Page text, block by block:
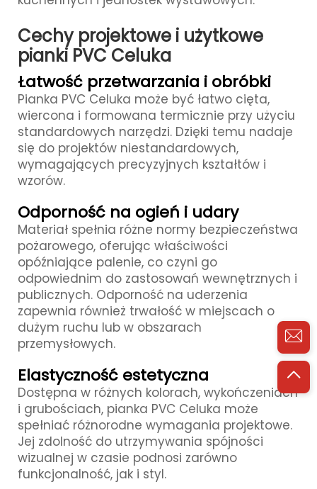
Cechy projektowe i użytkowe
pianki PVC Celuka
Łatwość przetwarzania i obróbki
Pianka PVC Celuka może być łatwo cięta,
wiercona i formowana termicznie przy użyciu
standardowych narzędzi. Dzięki temu nadaje
się do projektów niestandardowych,
wymagających precyzyjnych kształtów i
wzorów.
Odporność na ogień i udary
Materiał spełnia różne normy bezpieczeństwa
pożarowego, oferując właściwości
opóźniające palenie, co czyni go
odpowiednim do zastosowań wewnętrznych i
publicznych. Odporność na uderzenia
zapewnia również trwałość w miejscach o
dużym ruchu lub w obszarach
przemysłowych.
Elastyczność estetyczna
Dostępna w różnych kolorach, wykończeniach
i grubościach, pianka PVC Celuka może
spełniać różnorodne wymagania projektowe.
Jej zdolność do utrzymywania spójności
wizualnej w czasie podnosi zarówno
funkcjonalność, jak i styl.